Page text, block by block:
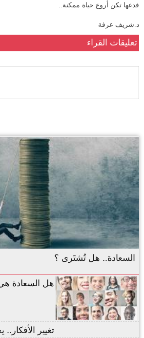
فدعها تكن أروع حياة ممكنة..
د.شريف عرفة
تعليقات القراء
السعادة.. هل تُشتَرى ؟
هل السعادة
تغيير الأفكار..